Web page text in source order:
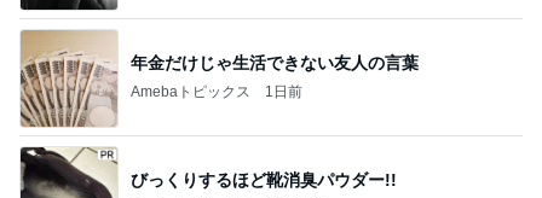
年金だけじゃ生活できない友人の言葉
Amebaトピックス 1日前
びっくりするほど靴消臭パウダー!!